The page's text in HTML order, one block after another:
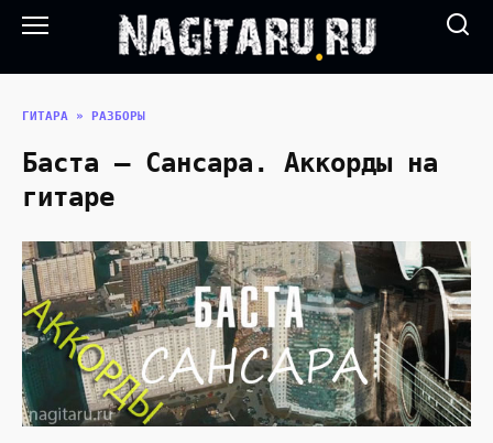
Перейти
ГИТАРА » РАЗБОРЫ
Баста — Сансара. Аккорды на
гитаре